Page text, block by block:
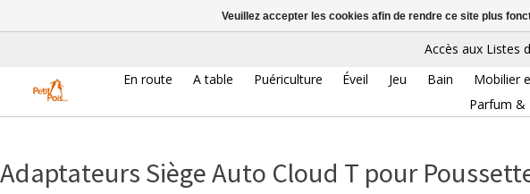
Accès aux Listes
En route
A table Puériculture Éveil Jeu Bain Mobilier
Parfum &
Adaptateurs Siège Auto Cloud T pour
Veuillez accepter les cookies afin de rendre ce site plus